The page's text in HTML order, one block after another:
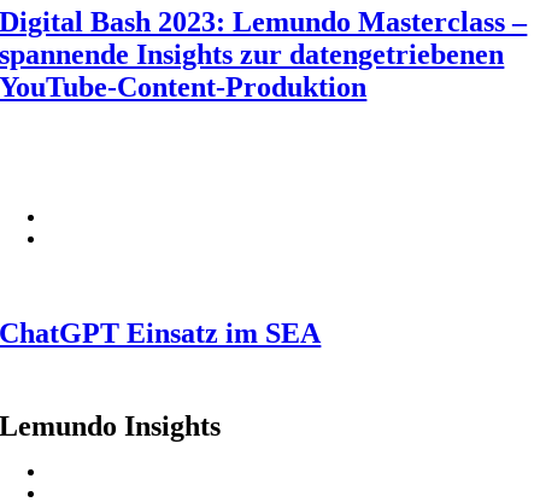
Digital Bash 2023: Lemundo Masterclass –
spannende Insights zur datengetriebenen
YouTube-Content-Produktion
ChatGPT Einsatz im SEA
Lemundo Insights